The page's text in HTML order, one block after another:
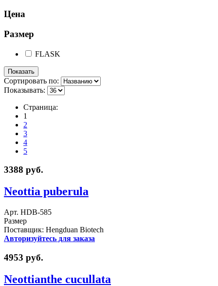
Цена
Размер
FLASK
Сортировать по:
Показывать:
Страница:
1
2
3
4
5
3388 руб.
Neottia puberula
Арт. HDB-585
Размер
Поставщик: Hengduan Biotech
Авторизуйтесь для заказа
4953 руб.
Neottianthe cucullata